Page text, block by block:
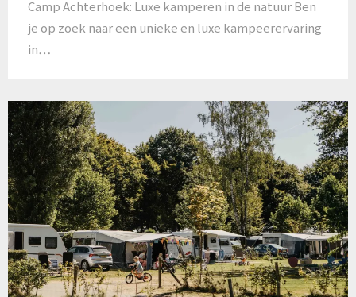
Camp Achterhoek: Luxe kamperen in de natuur Ben
je op zoek naar een unieke en luxe kampeerervaring
in…